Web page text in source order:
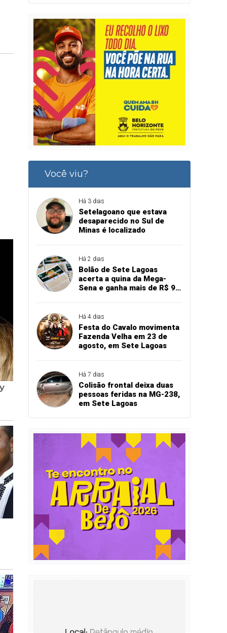
Você viu?
Há 3 dias
Setelagoano que estava
desaparecido no Sul de
Minas é localizado
Há 2 dias
Bolão de Sete Lagoas
acerta a quina da Mega-
Sena e ganha mais de R$ 94
Há 4 dias
Festa do Cavalo movimenta
Fazenda Velha em 23 de
agosto, em Sete Lagoas
Há 7 dias
Colisão frontal deixa duas
pessoas feridas na MG-238,
em Sete Lagoas